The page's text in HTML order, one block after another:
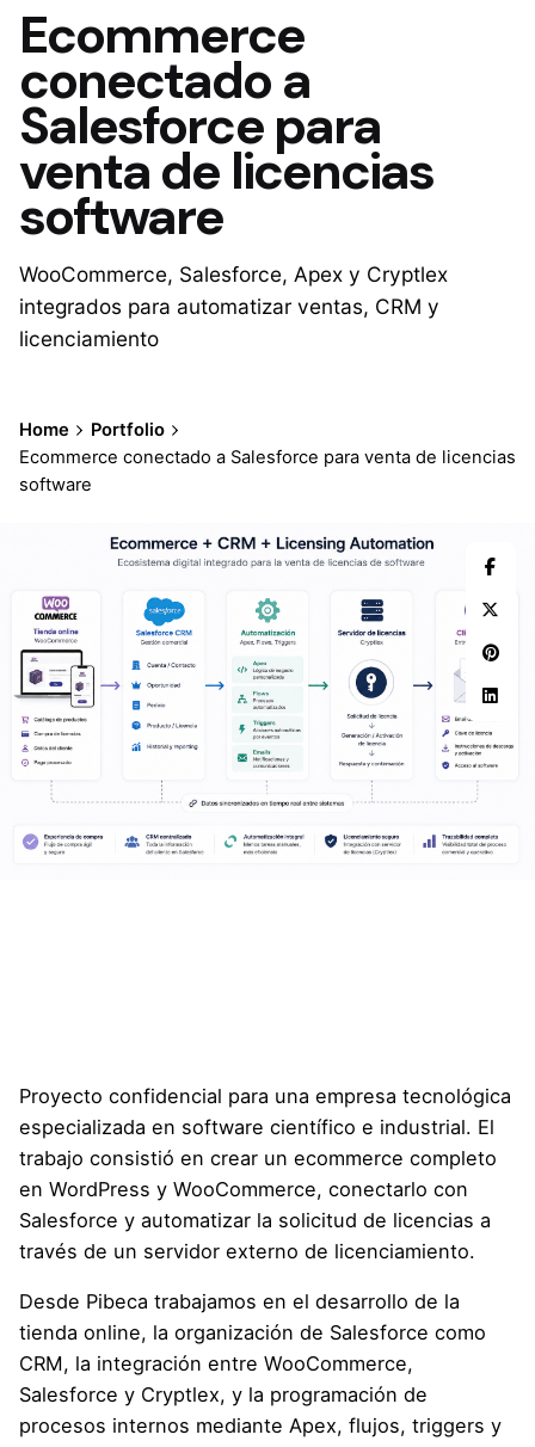
Ecommerce
conectado a
Salesforce para
venta de licencias
software
WooCommerce, Salesforce, Apex y Cryptlex
integrados para automatizar ventas, CRM y
licenciamiento
Home
Portfolio
Ecommerce conectado a Salesforce para venta de licencias
software
Proyecto confidencial para una empresa tecnológica
especializada en software científico e industrial. El
trabajo consistió en crear un ecommerce completo
en WordPress y WooCommerce, conectarlo con
Salesforce y automatizar la solicitud de licencias a
través de un servidor externo de licenciamiento.
Desde Pibeca trabajamos en el desarrollo de la
tienda online, la organización de Salesforce como
CRM, la integración entre WooCommerce,
Salesforce y Cryptlex, y la programación de
procesos internos mediante Apex, flujos, triggers y